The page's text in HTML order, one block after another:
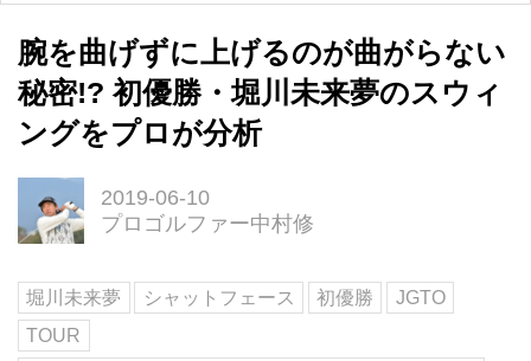
腕を曲げずに上げるのが曲がらない
秘密!? 初優勝・堀川未来夢のスウィ
ングをプロが分析
2019-06-10
プロゴルファー中村修
堀川未来夢 シャットフェース 初優勝
JGTO
TOUR